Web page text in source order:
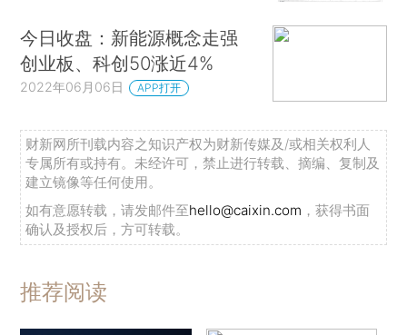
今日收盘：新能源概念走强
创业板、科创50涨近4%
2022年06月06日 APP打开
财新网所刊载内容之知识产权为财新传媒及/或相关权利人
专属所有或持有。未经许可，禁止进行转载、摘编、复制及
建立镜像等任何使用。
如有意愿转载，请发邮件至hello@caixin.com ，获得书面
确认及授权后，方可转载。
推荐阅读